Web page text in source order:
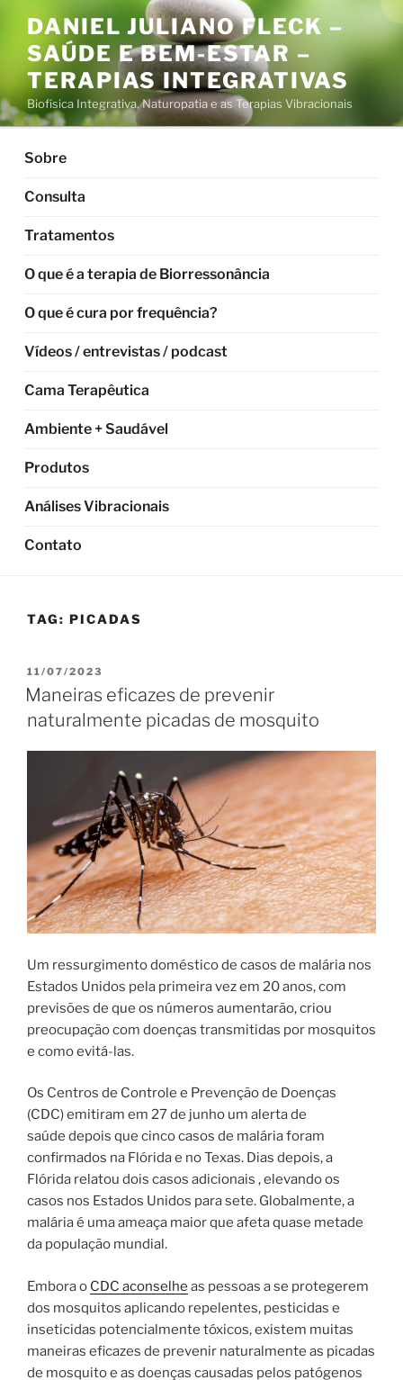
conteúdo
DANIEL JULIANO FLECK –
SAÚDE E BEM-ESTAR –
TERAPIAS INTEGRATIVAS
Biofísica Integrativa, Naturopatia e as Terapias Vibracionais
Sobre
Consulta
Tratamentos
O que é a terapia de Biorressonância
O que é cura por frequência?
Vídeos / entrevistas / podcast
Cama Terapêutica
Ambiente + Saudável
Produtos
Análises Vibracionais
Contato
TAG: PICADAS
PUBLICADO
EM
11/07/2023
Maneiras eficazes de prevenir
naturalmente picadas de mosquito
Um ressurgimento doméstico de casos de malária nos
Estados Unidos pela primeira vez em 20 anos, com
previsões de que os números aumentarão, criou
preocupação com doenças transmitidas por mosquitos
e como evitá-las.
Os Centros de Controle e Prevenção de Doenças
(CDC) emitiram em 27 de junho um alerta de
saúde depois que cinco casos de malária foram
confirmados na Flórida e no Texas. Dias depois, a
Flórida relatou dois casos adicionais , elevando os
casos nos Estados Unidos para sete. Globalmente, a
malária é uma ameaça maior que afeta quase metade
da população mundial.
Embora o CDC aconselhe as pessoas a se protegerem
dos mosquitos aplicando repelentes, pesticidas e
inseticidas potencialmente tóxicos, existem muitas
maneiras eficazes de prevenir naturalmente as picadas
de mosquito e as doenças causadas pelos patógenos